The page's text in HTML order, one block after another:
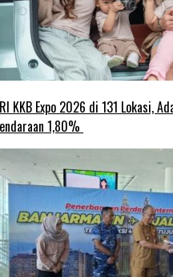
KKB Expo 2026 di 131 Lokasi,
1,80%